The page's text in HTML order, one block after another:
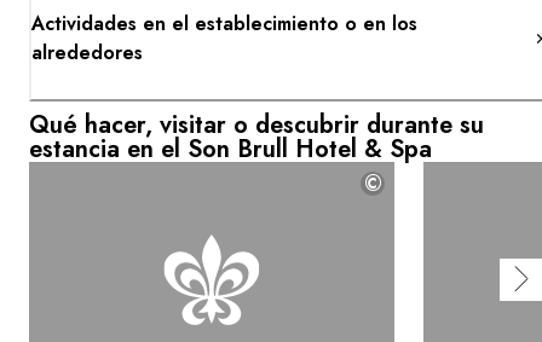
Actividades en el establecimiento o en los
alrededores
Qué hacer, visitar o descubrir durante su
estancia en el Son Brull Hotel & Spa
©